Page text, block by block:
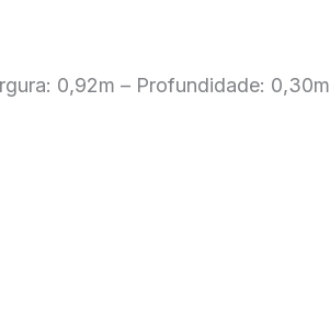
0,92m – Profundidade: 0,30m